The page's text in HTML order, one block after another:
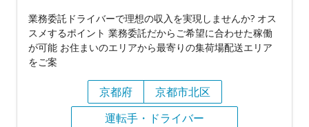
業務委託ドライバーで理想の収入を実現しませんか? オス
スメするポイント 業務委託だからご希望に合わせた稼働
が可能 お住まいのエリアから最寄りの集荷場配送エリア
をご案
京都府
京都市北区
運転手・ドライバー